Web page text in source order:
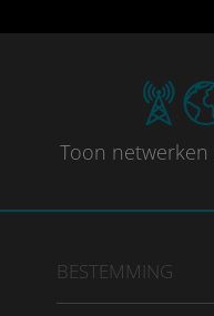
Toon
BESTEMMING